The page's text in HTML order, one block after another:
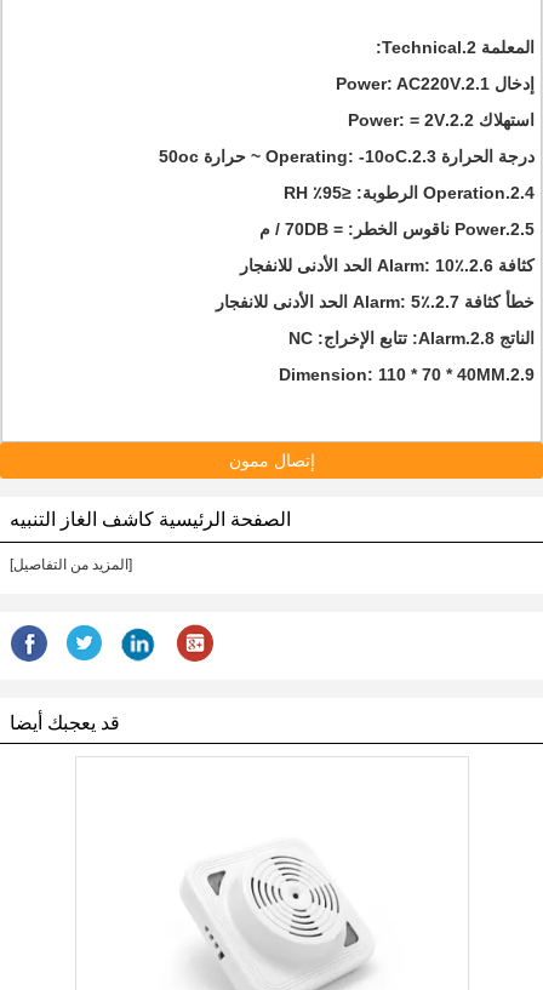
المعلمة 2.Technical:
إدخال 2.1.Power: AC220V
استهلاك 2.2.Power: = 2V
درجة الحرارة 2.3.Operating: -10oC ~ حرارة 50oc
2.4.Operation الرطوبة: ≤95٪ RH
2.5.Power ناقوس الخطر: = 70DB / م
كثافة 2.6.Alarm: 10٪ الحد الأدنى للانفجار
خطأ كثافة 2.7.Alarm: 5٪ الحد الأدنى للانفجار
الناتج 2.8.Alarm: تتابع الإخراج: NC
2.9.Dimension: 110 * 70 * 40MM
إتصال ممون
الصفحة الرئيسية كاشف الغاز التنبيه
[المزيد من التفاصيل]
قد يعجبك أيضا